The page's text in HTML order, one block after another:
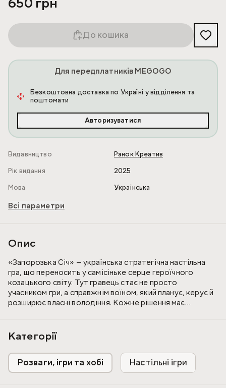
До кошика
Для передплатників MEGOGO
Безкоштовна доставка по Україні у відділення та
поштомати
Авторизуватися
Видавництво
Ранок Креатив
Рік видання
2025
Мова
Українська
Всі параметри
Опис
«Запорозька Січ» — українська стратегічна настільна
гра, що переносить у самісіньке серце героїчного
козацького світу. Тут гравець стає не просто
учасником гри, а справжнім воїном, який планує, керує й
розширює власні володіння. Кожне рішення має
Поступово формується карта з річками, полями,
млинами та поселеннями. Уміле розміщення фішок
визначає контроль над територіями, розвиток
стратегій і загальний хід гри. Тактичне мислення, логіка
та раціональне управління ресурсами стають ключем до
Категорії
Розваги, ігри та хобі Настільні ігри